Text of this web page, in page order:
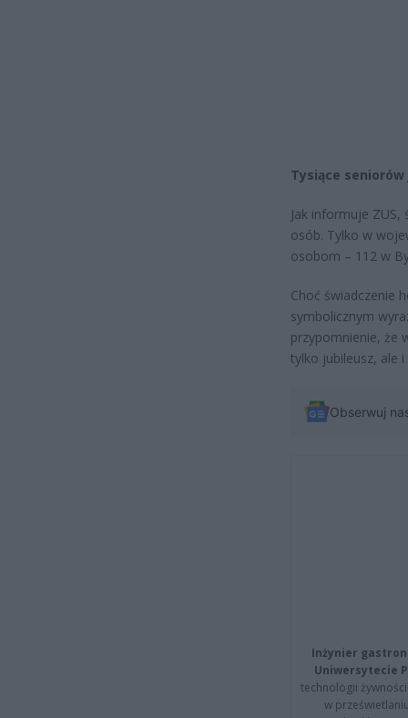
Tysiące
Jak informuje
osób. Tylko w
osobom – 112 w
Choć świadczenie
symbolicznym
przypomnienie, że
tylko jubileusz, ale
Obserwuj
Inżynier
Uniwersytecie
technologii
w